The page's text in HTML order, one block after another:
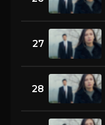
27
28